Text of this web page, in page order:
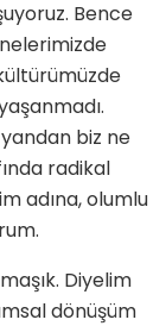
Bence
biz ne
radikal
adına, olumlu
Diyelim
dönüşüm